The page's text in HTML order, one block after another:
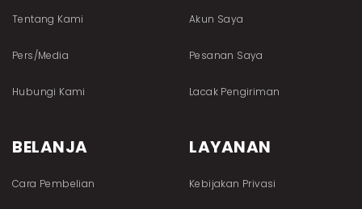
Tentang Kami
Pers/Media
Hubungi Kami
Akun Saya
Pesanan Saya
Lacak Pengiriman
BELANJA
Cara Pembelian
LAYANAN
Kebijakan Privasi